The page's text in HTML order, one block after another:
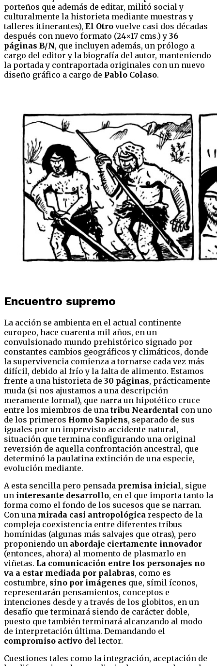
porteños que además de editar, militó social y
culturalmente la historieta mediante muestras y
talleres itinerantes), El Otro vuelve casi dos décadas
después con nuevo formato (24×17 cms.) y 36
páginas B/N, que incluyen además, un prólogo a
cargo del editor y la biografía del autor, manteniendo
la portada y contraportada originales con un nuevo
diseño gráfico a cargo de Pablo Colaso.
Encuentro supremo
La acción se ambienta en el actual continente
europeo, hace cuarenta mil años, en un
convulsionado mundo prehistórico signado por
constantes cambios geográficos y climáticos, donde
la supervivencia comienza a tornarse cada vez más
difícil, debido al frío y la falta de alimento. Estamos
frente a una historieta de 30 páginas, prácticamente
muda (si nos ajustamos a una descripción
meramente formal), que narra un hipotético cruce
entre los miembros de una tribu Neardental con uno
de los primeros Homo Sapiens, separado de sus
iguales por un imprevisto accidente natural,
situación que termina configurando una original
reversión de aquella confrontación ancestral, que
determinó la paulatina extinción de una especie,
evolución mediante.
A esta sencilla pero pensada premisa inicial, sigue
un interesante desarrollo, en el que importa tanto la
forma como el fondo de los sucesos que se narran.
Con una mirada casi antropológica respecto de la
compleja coexistencia entre diferentes tribus
homínidas (algunas más salvajes que otras), pero
proponiendo un abordaje ciertamente innovador
(entonces, ahora) al momento de plasmarlo en
viñetas. La comunicación entre los personajes no
va a estar mediada por palabras, como es
costumbre, sino por imágenes que, símil íconos,
representarán pensamientos, conceptos e
intenciones desde y a través de los globitos, en un
desafío que terminará siendo de carácter doble,
puesto que también terminará alcanzando al modo
de interpretación última. Demandando el
compromiso activo del lector.
Cuestiones tales como la integración, aceptación de